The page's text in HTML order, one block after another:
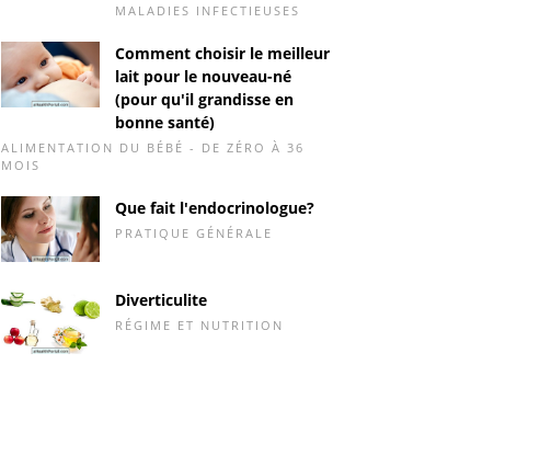
MALADIES INFECTIEUSES
Comment choisir le meilleur
lait pour le nouveau-né
(pour qu'il grandisse en
bonne santé)
ALIMENTATION DU BÉBÉ - DE ZÉRO À 36
MOIS
Que fait l'endocrinologue?
PRATIQUE GÉNÉRALE
Diverticulite
RÉGIME ET NUTRITION